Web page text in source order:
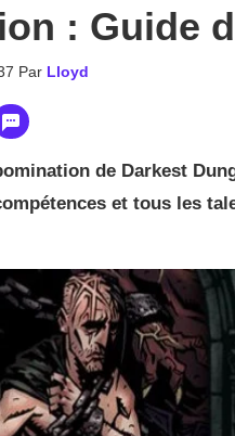
: Guide
Par Lloyd
de Darkest
et tous les